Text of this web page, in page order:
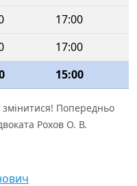
17:00
17:00
15:00
Попередньо
Рохов О. В.